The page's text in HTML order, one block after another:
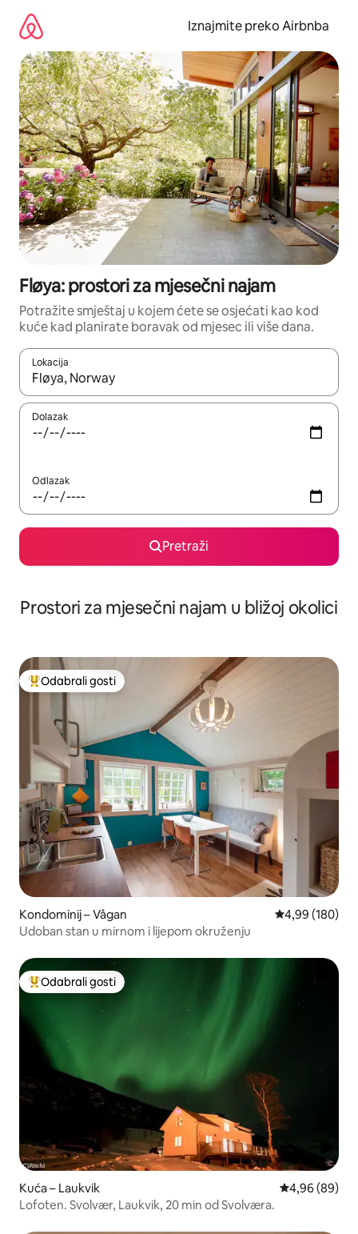
sadržaj
Iznajmite preko Airbnba
Fløya: prostori za mjesečni najam
Potražite smještaj u kojem ćete se osjećati kao kod
kuće kad planirate boravak od mjesec ili više dana.
Lokacija
Kada budu dostupni rezultati, moći ćete ih pregledati
Dolazak
Odlazak
Pretraži
Prostori za mjesečni najam u bližoj okolici
Među najviše rangiranima s oznakom „Odabrali gosti”
Odabrali gosti
Kondominij – Vågan Prosječna
4,99 (180)
Udoban stan u mirnom i lijepom okruženju
Među najviše rangiranima s oznakom „Odabrali gosti”
Odabrali gosti
Kuća – Laukvik Prosječna
4,96 (89)
Lofoten. Svolvær, Laukvik, 20 min od Svolværa.